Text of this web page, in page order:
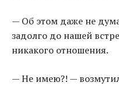
— Об этом даже не
задолго до нашей
никакого отношения.
— Не имею?! —